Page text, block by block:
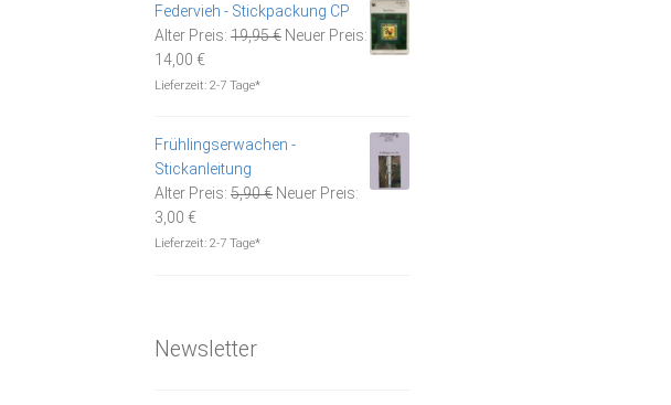
Federvieh - Stickpackung CP
Alter Preis: 19,95€ Ursprünglicher
Neuer Preis:
14,00 €Aktueller
Preis
Lieferzeit:2-7 Tage*
Frühlingserwachen -
Stickanleitung
Alter Preis: 5,90€ Ursprünglicher
Neuer Preis:
3,00 €Aktueller
Preis
Lieferzeit:2-7 Tage*
Newsletter